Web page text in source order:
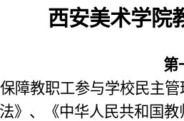
西安美术学院
障教职工参与学校民主
》、
《中华人民共和国教